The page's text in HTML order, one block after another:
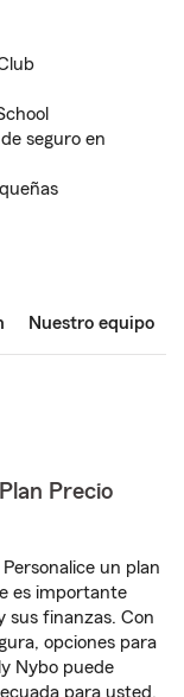
seguro en
Nuestro equipo
Precio
un plan
es importante
sus finanzas. Con
opciones para
Nybo puede
para usted.